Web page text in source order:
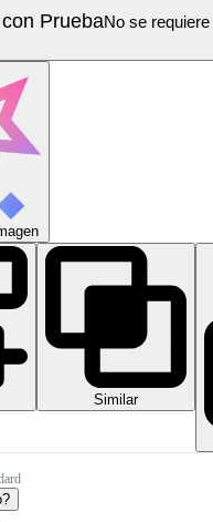
PruebaNo se
Similar